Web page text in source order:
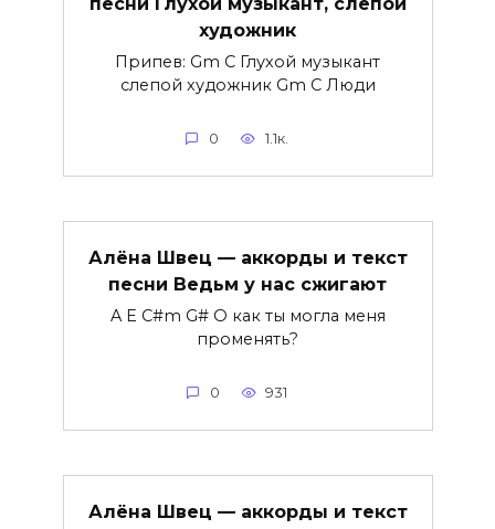
художник
Припев: Gm C Глухой музыкант
слепой художник Gm C Люди
0 1.1к.
Алёна Швец — аккорды и текст
песни Ведьм у нас сжигают
A E C#m G# О как ты могла меня
променять?
0 931
Алёна Швец — аккорды и текст